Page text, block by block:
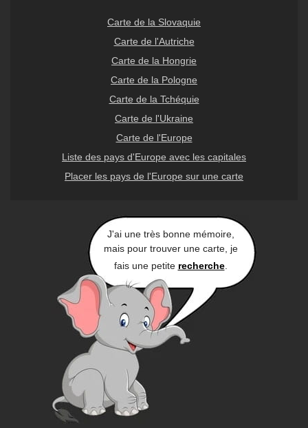
Carte de la Slovaquie
Carte de l'Autriche
Carte de la Hongrie
Carte de la Pologne
Carte de la Tchéquie
Carte de l'Ukraine
Carte de l'Europe
Liste des pays d'Europe avec les capitales
Placer les pays de l'Europe sur une carte
J'ai une très bonne mémoire,
mais pour trouver une carte, je
fais une petite recherche.